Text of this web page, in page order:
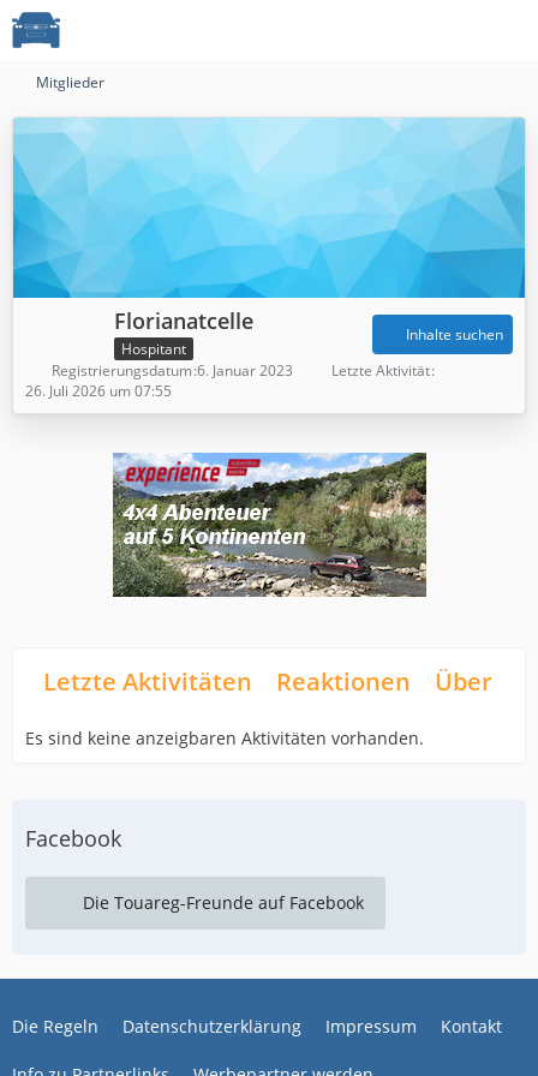
Mitglieder
Florianatcelle
Hospitant
Inhalte suchen
Registrierungsdatum 6. Januar 2023
Letzte Aktivität
26. Juli 2026 um 07:55
Letzte Aktivitäten Reaktionen Über
Es sind keine anzeigbaren Aktivitäten vorhanden.
Facebook
Die Touareg-Freunde auf Facebook
Die Regeln Datenschutzerklärung Impressum Kontakt